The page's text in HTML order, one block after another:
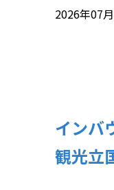
2026年07
インバ
観光立